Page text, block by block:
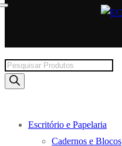
Products
search
Escritório e Papelaria
Cadernos e Blocos